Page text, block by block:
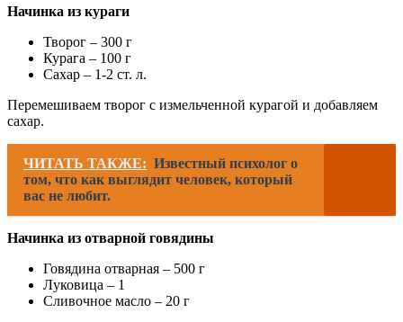
Начинка из кураги
Творог – 300 г
Курага – 100 г
Сахар – 1-2 ст. л.
Перемешиваем творог с измельченной курагой и добавляем
сахар.
ЧИТАТЬ ТАКЖЕ: Известный психолог о
том, что как выглядит человек, который
вас не любит.
Начинка из отварной говядины
Говядина отварная – 500 г
Луковица – 1
Сливочное масло – 20 г